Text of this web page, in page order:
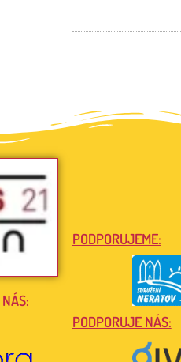
PODPORUJEME:
PODPORUJE NÁS: